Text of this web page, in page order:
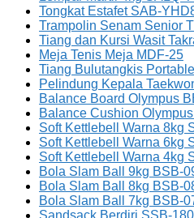
Tongkat Estafet SAB-
Trampolin Senam Senior
Tiang dan Kursi Wasit
Meja Tenis Meja MDF-25
Tiang Bulutangkis
Pelindung Kepala
Balance Board Olympus
Balance Cushion
Soft Kettlebell Warna 8kg
Soft Kettlebell Warna 6kg
Soft Kettlebell Warna 4kg
Bola Slam Ball 9kg BSB-
Bola Slam Ball 8kg BSB-
Bola Slam Ball 7kg BSB-
Sandsack Berdiri SSB-180